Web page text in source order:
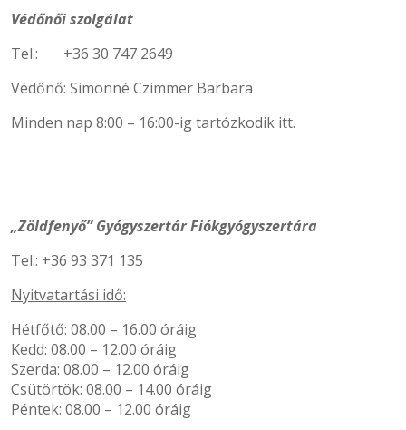
Védőnői szolgálat
Tel.: +36 30 747 2649
Védőnő: Simonné Czimmer Barbara
Minden nap 8:00 – 16:00-ig tartózkodik itt.
„Zöldfenyő” Gyógyszertár Fiókgyógyszertára
Tel.: +36 93 371 135
Nyitvatartási idő:
Hétfőtő: 08.00 – 16.00 óráig
Kedd: 08.00 – 12.00 óráig
Szerda: 08.00 – 12.00 óráig
Csütörtök: 08.00 – 14.00 óráig
Péntek: 08.00 – 12.00 óráig